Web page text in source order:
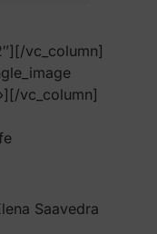
vc_column]
vc_column]
Saavedra